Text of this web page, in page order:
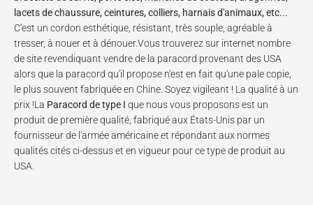
lacets de chaussure, ceintures, colliers, harnais d'animaux, etc...
C'est un cordon esthétique, résistant, très souple, agréable à
tresser, à nouer et à dénouer.Vous trouverez sur internet nombre
de site revendiquant vendre de la paracord provenant des USA
alors que la paracord qu'il propose n'est en fait qu'une pale copie,
le plus souvent fabriquée en Chine. Soyez vigileant ! La qualité à un
prix !La Paracord de type I que nous vous proposons est un
produit de première qualité, fabriqué aux États-Unis par un
fournisseur de l'armée américaine et répondant aux normes
qualités cités ci-dessus et en vigueur pour ce type de produit au
USA.